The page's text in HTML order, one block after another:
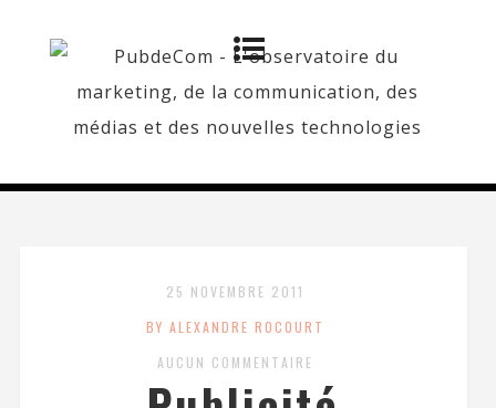
25 NOVEMBRE 2011
BY ALEXANDRE ROCOURT
AUCUN COMMENTAIRE